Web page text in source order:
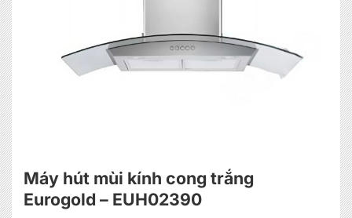
Máy hút mùi kính cong trắng
Eurogold – EUH02390